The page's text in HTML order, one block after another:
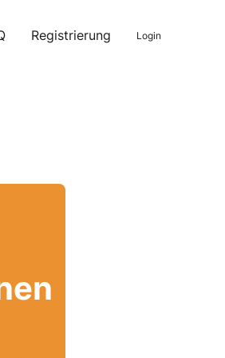
Registrierung Login